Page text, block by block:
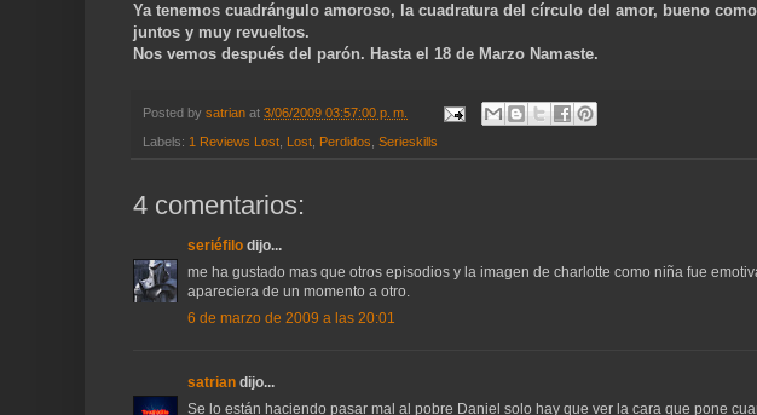
Ya tenemos cuadrángulo amoroso, la cuadratura del círculo del amor, bueno
juntos y muy revueltos.
Nos vemos después del parón. Hasta el 18 de Marzo Namaste.
Posted by satrian at 3/06/2009 03:57:00 p. m.
Labels: 1 Reviews Lost, Lost, Perdidos, Serieskills
4 comentarios:
seriéfilo dijo...
me ha gustado mas que otros episodios y la imagen de charlotte como niña fue
apareciera de un momento a otro.
6 de marzo de 2009 a las 20:01
satrian dijo...
Se lo están haciendo pasar mal al pobre Daniel solo hay que ver la cara que pone